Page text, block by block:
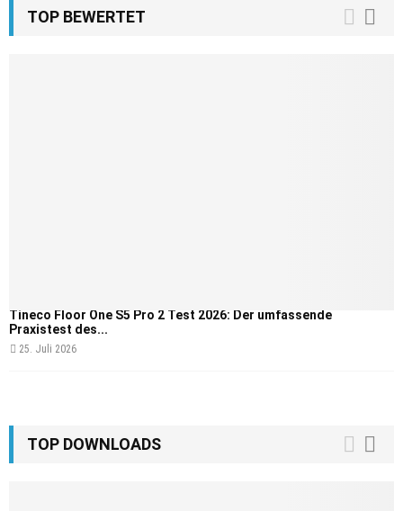
TOP BEWERTET
Tineco Floor One S5 Pro 2 Test 2026: Der umfassende
Praxistest des...
25. Juli 2026
TOP DOWNLOADS